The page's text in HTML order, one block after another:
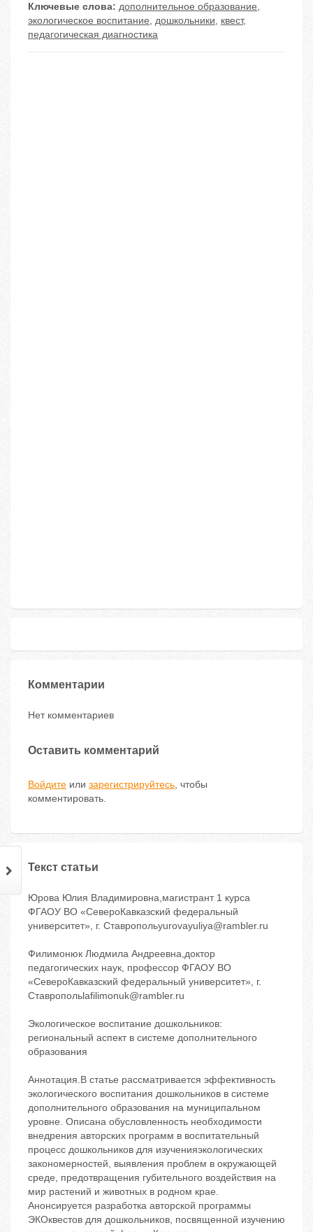
Ключевые слова: дополнительное образование,
экологическое воспитание, дошкольники, квест,
педагогическая диагностика
Комментарии
Нет комментариев
Оставить комментарий
Войдите или зарегистрируйтесь, чтобы
комментировать.
Текст статьи
Юрова Юлия Владимировна,магистрант 1 курса
ФГАОУ ВО «СевероКавказский федеральный
университет», г. Ставропольyurovayuliya@rambler.ru
Филимонюк Людмила Андреевна,доктор
педагогических наук, профессор ФГАОУ ВО
«СевероКавказский федеральный университет», г.
Ставропольlafilimonuk@rambler.ru
Экологическое воспитание дошкольников:
региональный аспект в системе дополнительного
образования
Аннотация.В статье рассматривается эффективность
экологического воспитания дошкольников в системе
дополнительного образования на муниципальном
уровне. Описана обусловленность необходимости
внедрения авторских программ в воспитательный
процесс дошкольников для изученияэкологических
закономерностей, выявления проблем в окружающей
среде, предотвращения губительного воздействия на
мир растений и животных в родном крае.
Анонсируется разработка авторской программы
ЭКОквестов для дошкольников, посвященной изучению